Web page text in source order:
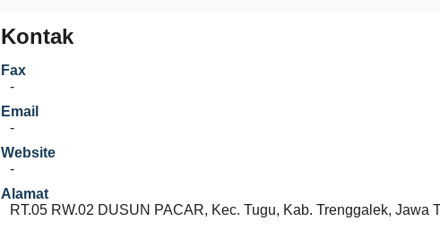
Kontak
Fax
-
Email
-
Website
-
Alamat
RT.05 RW.02 DUSUN PACAR, Kec. Tugu, Kab. Trenggalek, Jawa